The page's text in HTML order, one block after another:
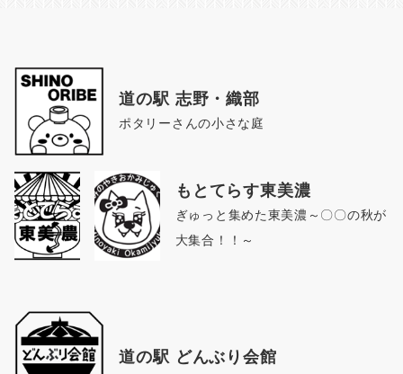
道の駅 志野・織部
ポタリーさんの小さな庭
もとてらす東美濃
ぎゅっと集めた東美濃～〇〇の秋が
大集合！！～
道の駅 どんぶり会館